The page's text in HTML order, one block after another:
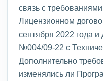
связь с
Лицензионном
сентября 2022 года и
№004/09-22 с
Дополнительно
изменялись ли